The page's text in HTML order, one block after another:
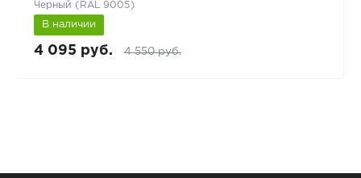
Черный (RAL 9005)
В наличии
4 095 руб. 4 550 руб.